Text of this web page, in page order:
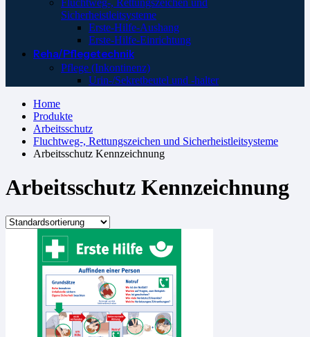
Fluchtweg-, Rettungszeichen und
Sicherheistleitsysteme
Erste-Hilfe-Aushang
Erste-Hilfe-Einrichtung
Reha/Pflegetechnik
Pflege (Inkontinenz)
Urin-/Sekretbeutel und -halter
Home
Produkte
Arbeitsschutz
Fluchtweg-, Rettungszeichen und Sicherheistleitsysteme
Arbeitsschutz Kennzeichnung
Arbeitsschutz Kennzeichnung